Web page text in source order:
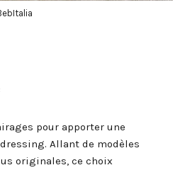
pour apporter une
Allant de modèles
originales, ce choix